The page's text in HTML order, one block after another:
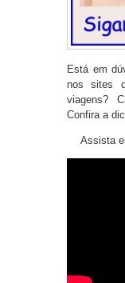
Está em
nos sites
viagens?
Confira a
Assista